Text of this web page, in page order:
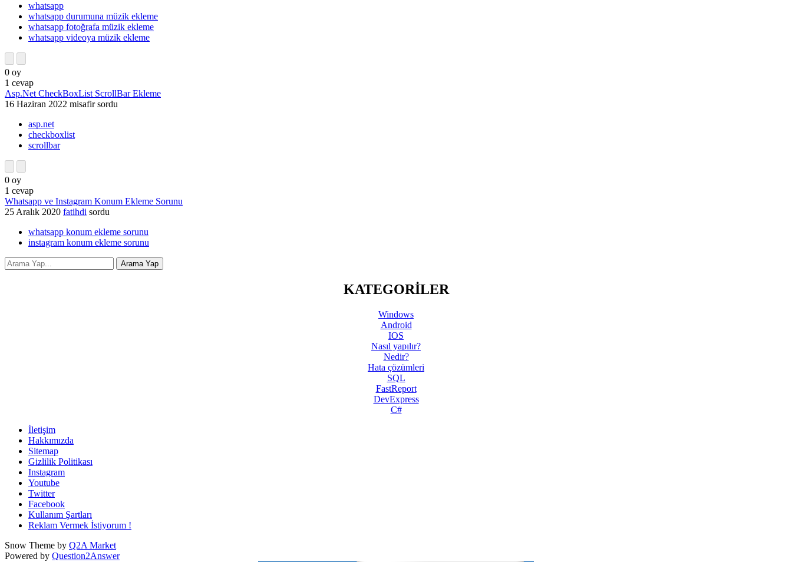
whatsapp
whatsapp durumuna müzik ekleme
whatsapp fotoğrafa müzik ekleme
whatsapp videoya müzik ekleme
0 oy
1 cevap
Asp.Net CheckBoxList ScrollBar Ekleme
16 Haziran 2022 misafir sordu
asp.net
checkboxlist
scrollbar
0 oy
1 cevap
Whatsapp ve Instagram Konum Ekleme Sorunu
25 Aralık 2020 fatihdi sordu
whatsapp konum ekleme sorunu
instagram konum ekleme sorunu
KATEGORİLER
Windows
Android
IOS
Nasıl yapılır?
Nedir?
Hata çözümleri
SQL
FastReport
DevExpress
C#
İletişim
Hakkımızda
Sitemap
Gizlilik Politikası
Instagram
Youtube
Twitter
Facebook
Kullanım Şartları
Reklam Vermek İstiyorum !
Snow Theme by Q2A Market
Powered by Question2Answer